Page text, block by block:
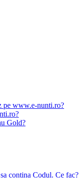
pe www.e-nunti.ro?
Gold?
contina Codul. Ce fac?